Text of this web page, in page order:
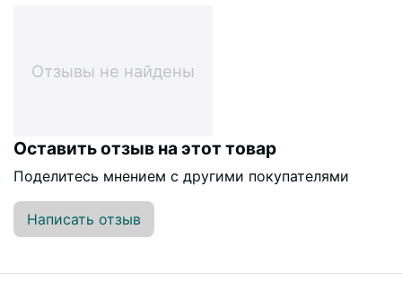
Отзывы не найдены
Оставить отзыв на этот товар
Поделитесь мнением с другими покупателями
Написать отзыв